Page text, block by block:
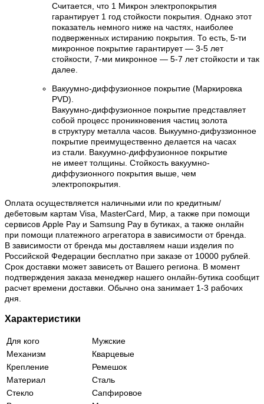
Считается, что 1 Микрон электропокрытия
гарантирует 1 год стойкости покрытия. Однако этот
показатель немного ниже на частях, наиболее
подверженных истиранию покрытия. То есть, 5-ти
микронное покрытие гарантирует — 3-5 лет
стойкости, 7-ми микронное — 5-7 лет стойкости и так
далее.
Вакуумно-диффузионное покрытие (Маркировка
PVD).
Вакуумно-диффузионное покрытие представляет
собой процесс проникновения частиц золота
в структуру металла часов. Выкуумно-дифуззионное
покрытие преимущественно делается на часах
из стали. Вакуумно-диффузионное покрытие
не имеет толщины. Стойкость вакуумно-
диффузионного покрытия выше, чем
электропокрытия.
Оплата осуществляется наличными или по кредитным/
дебетовым картам Visa, MasterCard, Мир, а также при помощи
сервисов Apple Pay и Samsung Pay в бутиках, а также онлайн
при помощи платежного агрегатора в зависимости от бренда.
В зависимости от бренда мы доставляем наши изделия по
Российской Федерации бесплатно при заказе от 10000 рублей.
Срок доставки может зависеть от Вашего региона. В момент
подтверждения заказа менеджер нашего онлайн-бутика сообщит
расчет времени доставки. Обычно она занимает 1-3 рабочих
дня.
Характеристики
Для кого
Мужские
Механизм
Кварцевые
Крепление
Ремешок
Материал
Сталь
Стекло
Сапфировое